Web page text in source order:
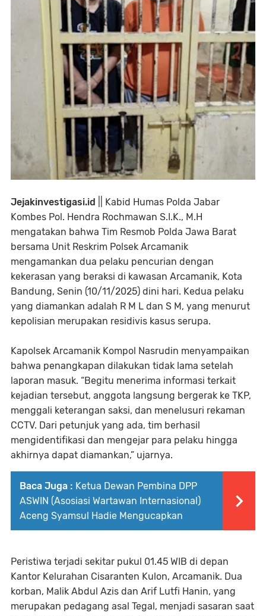
Jejakinvestigasi.id || Kabid Humas Polda Jabar
Kombes Pol. Hendra Rochmawan S.I.K., M.H
mengatakan bahwa Tim Resmob Polda Jawa Barat
bersama Unit Reskrim Polsek Arcamanik
mengamankan dua pelaku pencurian dengan
kekerasan yang beraksi di kawasan Arcamanik, Kota
Bandung, Senin (10/11/2025) dini hari. Kedua pelaku
yang diamankan adalah R M L dan S M, yang menurut
kepolisian merupakan residivis kasus serupa.
Kapolsek Arcamanik Kompol Nasrudin menyampaikan
bahwa penangkapan dilakukan tidak lama setelah
laporan masuk. “Begitu menerima informasi terkait
kejadian tersebut, anggota langsung bergerak ke TKP,
menggali keterangan saksi, dan menelusuri rekaman
CCTV. Dari petunjuk yang ada, tim berhasil
mengidentifikasi dan mengejar para pelaku hingga
akhirnya dapat diamankan,” ujarnya.
Baca Juga : Ketua Dewan Pembina DPP
ASWIN (Asosiasi Wartawan Internasional)
Aceng Syamsul Hadie Mengucapkan
Peristiwa terjadi sekitar pukul 01.45 WIB di depan
Kantor Kelurahan Cisaranten Kulon, Arcamanik. Dua
korban, Malik Abdul Azis dan Arif Lutfi Hanin, yang
merupakan pedagang asal Tegal, menjadi sasaran saat